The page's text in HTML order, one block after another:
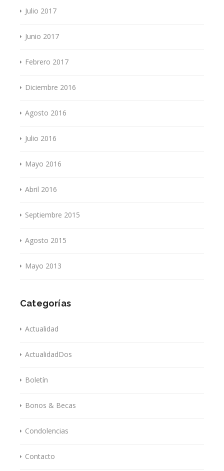
Julio 2017
Junio 2017
Febrero 2017
Diciembre 2016
Agosto 2016
Julio 2016
Mayo 2016
Abril 2016
Septiembre 2015
Agosto 2015
Mayo 2013
Categorías
Actualidad
ActualidadDos
Boletín
Bonos & Becas
Condolencias
Contacto